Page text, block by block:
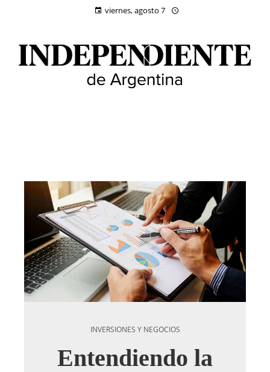
viernes, agosto 7
INVERSIONES Y NEGOCIOS
Entendiendo la